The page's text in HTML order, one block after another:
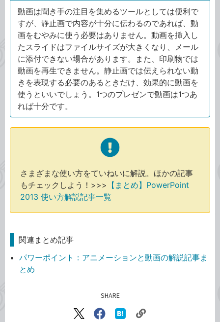
動画は聞き手の注目を集めるツールとしては便利で
すが、静止画で内容が十分に伝わるのであれば、動
画をむやみに使う必要はありません。動画を挿入し
たスライドはファイルサイズが大きくなり、メール
に添付できない場合があります。また、印刷物では
動画を再生できません。静止画では伝えられない動
きを表現する必要のあるときだけ、効果的に動画を
使うといいでしょう。1つのプレゼンで動画は1つあ
れば十分です。
さまざまな使い方をていねいに解説。ほかの記事
もチェックしよう！>>> 【まとめ】PowerPoint
2013 使い方解説記事一覧
関連まとめ記事
パワーポイント：アニメーションと動画の解説記事ま
とめ
SHARE
X（旧
Facebook